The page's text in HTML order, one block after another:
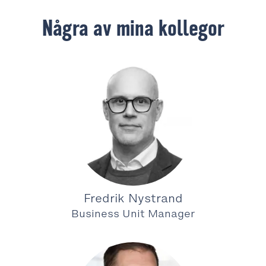
Några av mina kollegor
Fredrik Nystrand
Business Unit Manager